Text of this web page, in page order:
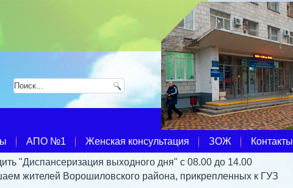
АПО №1 Женская консультация ЗОЖ Контакты
"Диспансеризация выходного дня" с 08.00 до 14.00
жителей Ворошиловского района, прикрепленных к ГУЗ